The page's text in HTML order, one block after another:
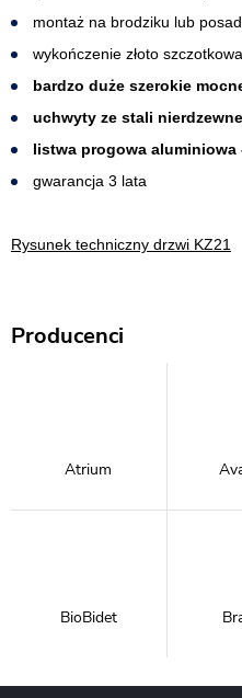
montaż na brodziku lub
wykończenie złoto
bardzo duże szerokie
uchwyty ze stali
listwa progowa
gwarancja 3 lata
Rysunek techniczny drzwi KZ21
Producenci
Atrium
BioBidet